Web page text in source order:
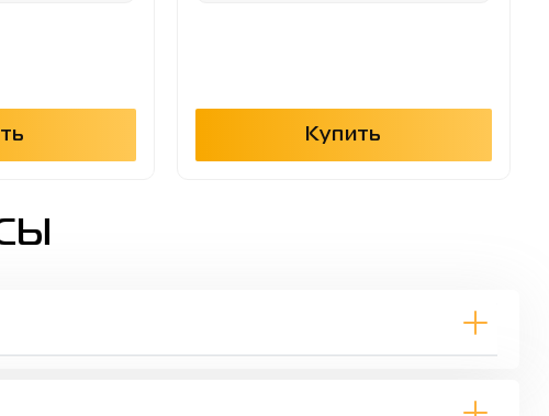
Купить